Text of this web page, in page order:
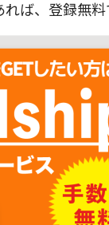
ば、登録無